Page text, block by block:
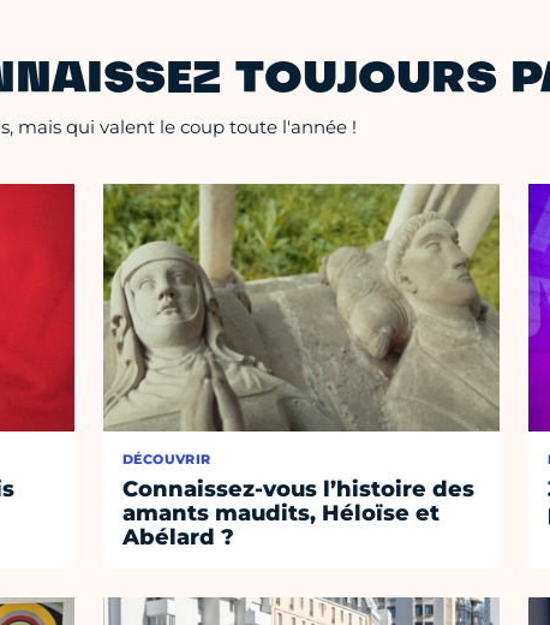
TOUJOURS
mais qui valent le coup toute l'année !
DÉCOUVRIR
Connaissez-vous l’histoire des
amants maudits, Héloïse et
Abélard ?